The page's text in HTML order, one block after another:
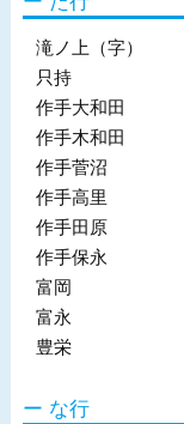
滝ノ上（字）
只持
作手大和田
作手木和田
作手菅沼
作手高里
作手田原
作手保永
富岡
富永
豊栄
な行